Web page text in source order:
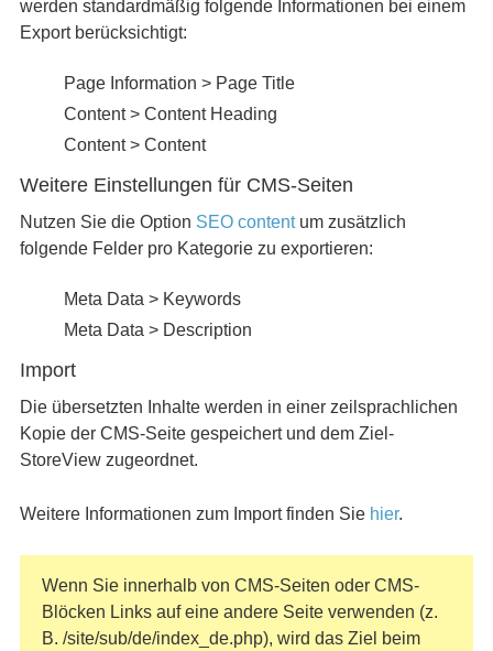
werden standardmäßig folgende Informationen bei einem
Export berücksichtigt:
Page Information > Page Title
Content > Content Heading
Content > Content
Weitere Einstellungen für CMS-Seiten
Nutzen Sie die Option SEO contentum zusätzlich
folgende Felder pro Kategorie zu exportieren:
Meta Data > Keywords
Meta Data > Description
Import
Die übersetzten Inhalte werden in einer zeilsprachlichen
Kopie der CMS-Seite gespeichert und dem Ziel-
StoreView zugeordnet.
Weitere Informationen zum Import finden Sie hier.
Wenn Sie innerhalb von CMS-Seiten oder CMS-
Blöcken Links auf eine andere Seite verwenden (z.
B. /site/sub/de/index_de.php), wird das Ziel beim